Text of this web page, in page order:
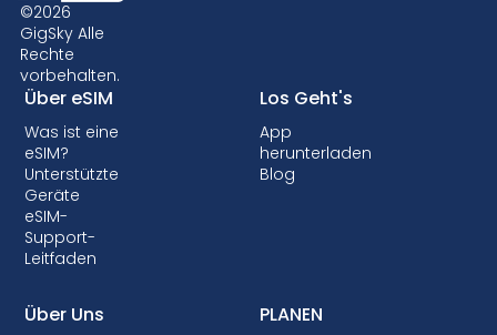
einige ältere Geräte die eSIM-Technologie
möglicherweise nicht. Daher ist es wichtig, die
Kompatibilität zu prüfen, bevor Sie sich für
einen eSIM-Datentarif entscheiden. Einige
Anbieter können Ihr Gerät auch sperren, so
dass Sie keine eSIMs verwenden können.
Obwohl die Sperrung in den meisten Ländern
nicht erlaubt ist, ist sie fast immer mit
Postpaid-Tarifen verbunden, bei denen Ihr
Gerät finanziert wird.
©2026
GigSky Alle
Rechte
vorbehalten.
Über eSIM
Was ist eine
eSIM?
Unterstützte
Geräte
eSIM-
Support-
Leitfaden
Los Geht's
App
herunterladen
Blog
Über Uns PLANEN